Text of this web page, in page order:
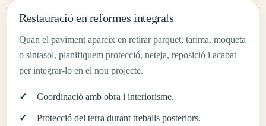
Restauració en reformes integrals
Quan el paviment apareix en retirar parquet, tarima, moqueta
o sintasol, planifiquem protecció, neteja, reposició i acabat
per integrar-lo en el nou projecte.
Coordinació amb obra i interiorisme.
Protecció del terra durant treballs posteriors.